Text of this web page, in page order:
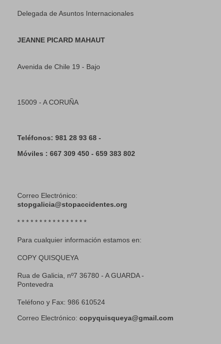
Delegada de Asuntos Internacionales
JEANNE PICARD MAHAUT
Avenida de Chile 19 - Bajo
15009 - A CORUÑA
Teléfonos: 981 28 93 68 -
Móviles : 667 309 450 - 659 383 802
Correo Electrónico:
stopgalicia@stopaccidentes.org
* * * * * * * * * * * * * * * *
Para cualquier información estamos en:
COPY QUISQUEYA
Rua de Galicia, nº7 36780 - A GUARDA -
Pontevedra
Teléfono y Fax: 986 610524
Correo Electrónico: copyquisqueya@gmail.com